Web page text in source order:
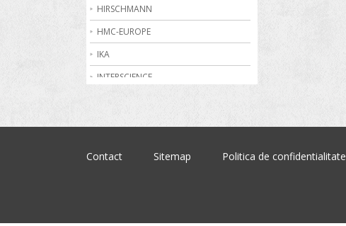
Camere climatice
Cantare electronice industriale
Centrifuge de laborator
Conductometre
HIRSCHMANN
HMC-EUROPE
IKA
INTERSCIENCE
Contact Sitemap Politica de confidentialitate